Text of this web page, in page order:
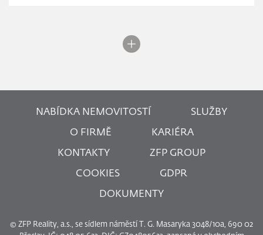
NABÍDKA NEMOVITOSTÍ SLUŽBY
O FIRMĚ KARIÉRA
KONTAKTY ZFP GROUP
COOKIES GDPR
DOKUMENTY
© ZFP Reality, a.s., se sídlem náměstí T. G. Masaryka 3048/10a, 690 02